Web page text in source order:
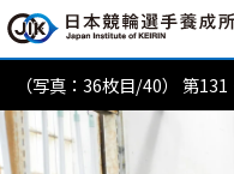
（写真：36枚目/40） 第